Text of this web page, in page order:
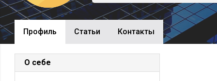
Профиль Cтатьи Контакты
О себе